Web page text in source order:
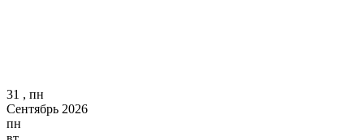
31 , пн
Сентябрь 2026
пн